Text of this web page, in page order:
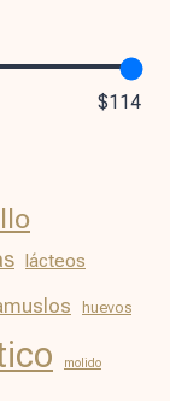
$114
lácteos
huevos
molido